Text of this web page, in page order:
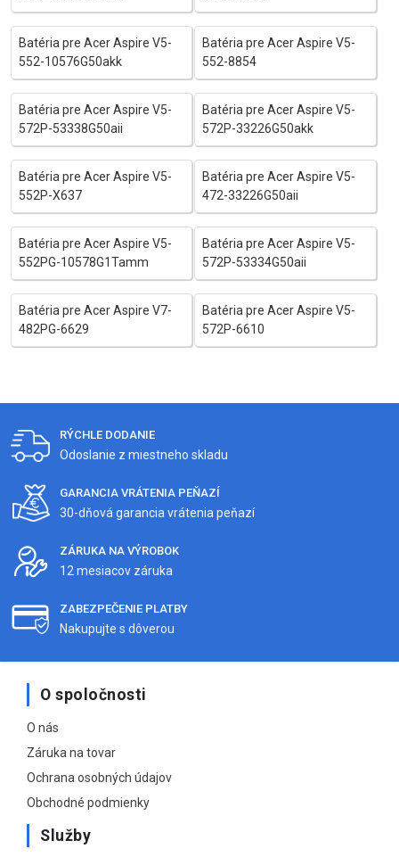
Batéria pre Acer Aspire V5-
552-10576G50akk
Batéria pre Acer Aspire V5-
552-8854
Batéria pre Acer Aspire V5-
572P-53338G50aii
Batéria pre Acer Aspire V5-
572P-33226G50akk
Batéria pre Acer Aspire V5-
552P-X637
Batéria pre Acer Aspire V5-
472-33226G50aii
Batéria pre Acer Aspire V5-
552PG-10578G1Tamm
Batéria pre Acer Aspire V5-
572P-53334G50aii
Batéria pre Acer Aspire V7-
482PG-6629
Batéria pre Acer Aspire V5-
572P-6610
RÝCHLE DODANIE
Odoslanie z miestneho skladu
GARANCIA VRÁTENIA PEŇAZÍ
30-dňová garancia vrátenia peňazí
ZÁRUKA NA VÝROBOK
12 mesiacov záruka
ZABEZPEČENIE PLATBY
Nakupujte s dôverou
O spoločnosti
O nás
Záruka na tovar
Ochrana osobných údajov
Obchodné podmienky
Služby